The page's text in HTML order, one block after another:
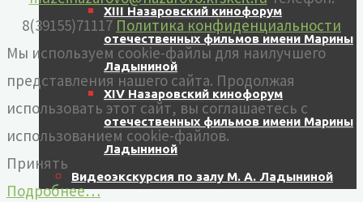
XIII Назаровский кинофорум
отечественных фильмов имени Марины
Ладыниной
XIV Назаровский кинофорум
отечественных фильмов имени Марины
Ладыниной
Видеоэкскурсия по залу М. А. Ладыниной
8(39155)71117 Политика конфиденциальности
Мы используем cookie-файлы для наилучшего
представления нашего сайта. Продолжая
использовать этот сайт, вы соглашаетесь с
использованием cookie-файлов.
Принять
Подробнее…